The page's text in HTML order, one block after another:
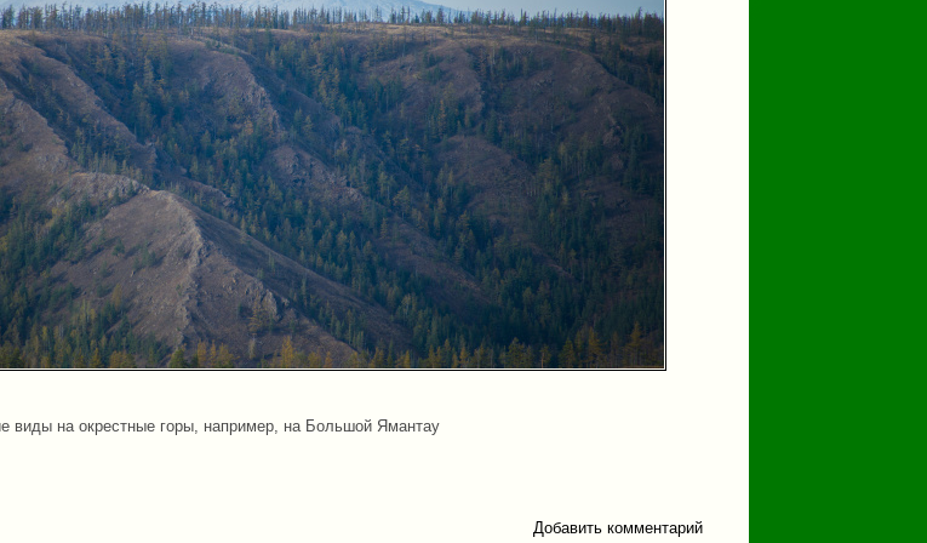
виды на окрестные горы, например, на Большой Ямантау
Добавить комментарий